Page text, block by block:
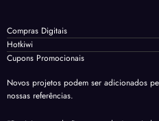
Compras Digitais
Hotkiwi
Cupons Promocionais
Novos projetos podem ser adicionados
nossas referências.